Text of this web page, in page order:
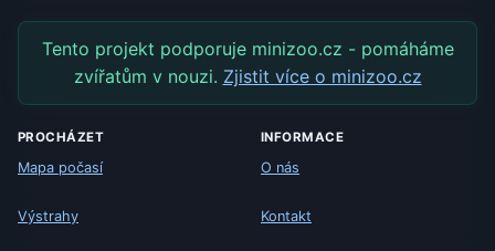
Tento projekt podporuje minizoo.cz - pomáháme
zvířatům v nouzi. Zjistit více o minizoo.cz
PROCHÁZET
Mapa počasí
Výstrahy
INFORMACE
O nás
Kontakt